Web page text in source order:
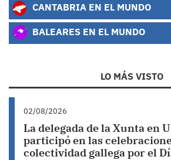
CANTABRIA EN EL MUNDO
BALEARES EN EL MUNDO
LO MÁS VISTO
02/08/2026
La delegada de la Xunta en
participó en las
colectividad gallega por el